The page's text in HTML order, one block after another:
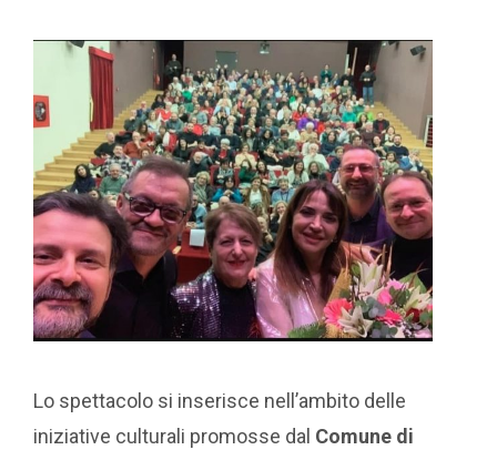
Lo spettacolo si inserisce nell’ambito delle
iniziative culturali promosse dal Comune di